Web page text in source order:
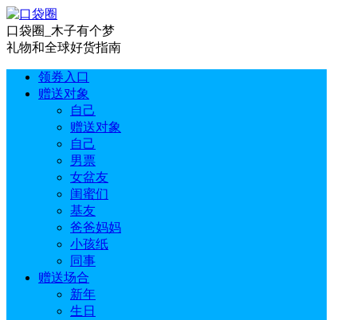
口袋圈_木子有个梦
礼物和全球好货指南
领券入口
赠送对象
自己
赠送对象
自己
男票
女盆友
闺蜜们
基友
爸爸妈妈
小孩纸
同事
赠送场合
新年
生日